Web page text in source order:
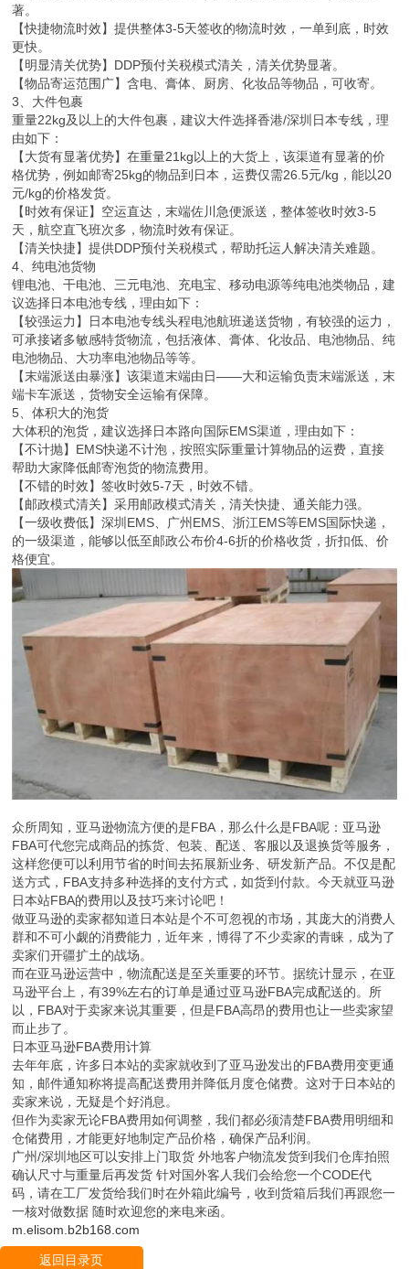
著。
【快捷物流时效】提供整体3-5天签收的物流时效，一单到底，时效
更快。
【明显清关优势】DDP预付关税模式清关，清关优势显著。
【物品寄运范围广】含电、膏体、厨房、化妆品等物品，可收寄。
3、大件包裹
重量22kg及以上的大件包裹，建议大件选择香港/深圳日本专线，理
由如下：
【大货有显著优势】在重量21kg以上的大货上，该渠道有显著的价
格优势，例如邮寄25kg的物品到日本，运费仅需26.5元/kg，能以20
元/kg的价格发货。
【时效有保证】空运直达，末端佐川急便派送，整体签收时效3-5
天，航空直飞班次多，物流时效有保证。
【清关快捷】提供DDP预付关税模式，帮助托运人解决清关难题。
4、纯电池货物
锂电池、干电池、三元电池、充电宝、移动电源等纯电池类物品，建
议选择日本电池专线，理由如下：
【较强运力】日本电池专线头程电池航班递送货物，有较强的运力，
可承接诸多敏感特货物流，包括液体、膏体、化妆品、电池物品、纯
电池物品、大功率电池物品等等。
【末端派送由暴涨】该渠道末端由日——大和运输负责末端派送，末
端卡车派送，货物安全运输有保障。
5、体积大的泡货
大体积的泡货，建议选择日本路向国际EMS渠道，理由如下：
【不计抛】EMS快递不计泡，按照实际重量计算物品的运费，直接
帮助大家降低邮寄泡货的物流费用。
【不错的时效】签收时效5-7天，时效不错。
【邮政模式清关】采用邮政模式清关，清关快捷、通关能力强。
【一级收费低】深圳EMS、广州EMS、浙江EMS等EMS国际快递，
的一级渠道，能够以低至邮政公布价4-6折的价格收货，折扣低、价
格便宜。
众所周知，亚马逊物流方便的是FBA，那么什么是FBA呢：亚马逊
FBA可代您完成商品的拣货、包装、配送、客服以及退换货等服务，
这样您便可以利用节省的时间去拓展新业务、研发新产品。不仅是配
送方式，FBA支持多种选择的支付方式，如货到付款。今天就亚马逊
日本站FBA的费用以及技巧来讨论吧！
做亚马逊的卖家都知道日本站是个不可忽视的市场，其庞大的消费人
群和不可小觑的消费能力，近年来，博得了不少卖家的青睐，成为了
卖家们开疆扩土的战场。
而在亚马逊运营中，物流配送是至关重要的环节。据统计显示，在亚
马逊平台上，有39%左右的订单是通过亚马逊FBA完成配送的。所
以，FBA对于卖家来说其重要，但是FBA高昂的费用也让一些卖家望
而止步了。
日本亚马逊FBA费用计算
去年年底，许多日本站的卖家就收到了亚马逊发出的FBA费用变更通
知，邮件通知称将提高配送费用并降低月度仓储费。这对于日本站的
卖家来说，无疑是个好消息。
但作为卖家无论FBA费用如何调整，我们都必须清楚FBA费用明细和
仓储费用，才能更好地制定产品价格，确保产品利润。
广州/深圳地区可以安排上门取货 外地客户物流发货到我们仓库拍照
确认尺寸与重量后再发货 针对国外客人我们会给您一个CODE代
码，请在工厂发货给我们时在外箱此编号，收到货箱后我们再跟您一
一核对做数据 随时欢迎您的来电来函。
m.elisom.b2b168.com
返回目录页